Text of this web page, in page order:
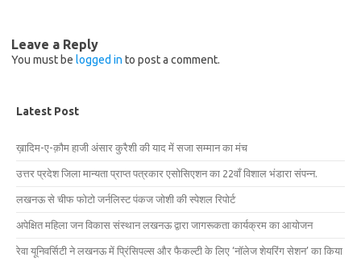
Leave a Reply
You must be logged in to post a comment.
Latest Post
ख़ादिम-ए-क़ौम हाजी अंसार कुरैशी की याद में सजा सम्मान का मंच
उत्तर प्रदेश जिला मान्यता प्राप्त पत्रकार एसोसिएशन का 22वाँ विशाल भंडारा संपन्न.
लखनऊ से चीफ फोटो जर्नलिस्ट पंकज जोशी की स्पेशल रिपोर्ट
अपेक्षित महिला जन विकास संस्थान लखनऊ द्वारा जागरूकता कार्यक्रम का आयोजन
रेवा यूनिवर्सिटी ने लखनऊ में प्रिंसिपल्स और फैकल्टी के लिए ‘नॉलेज शेयरिंग सेशन’ का किया